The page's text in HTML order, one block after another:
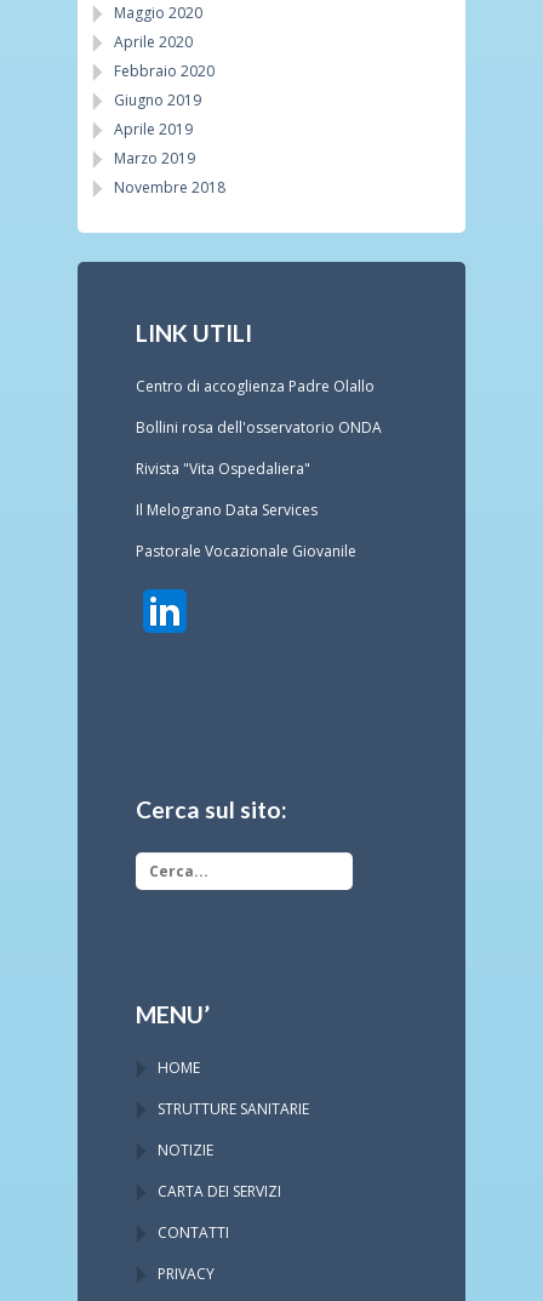
Maggio 2020
Aprile 2020
Febbraio 2020
Giugno 2019
Aprile 2019
Marzo 2019
Novembre 2018
LINK UTILI
Centro di accoglienza Padre Olallo
Bollini rosa dell'osservatorio ONDA
Rivista "Vita Ospedaliera"
Il Melograno Data Services
Pastorale Vocazionale Giovanile
Cerca sul sito:
MENU’
HOME
STRUTTURE SANITARIE
NOTIZIE
CARTA DEI SERVIZI
CONTATTI
PRIVACY